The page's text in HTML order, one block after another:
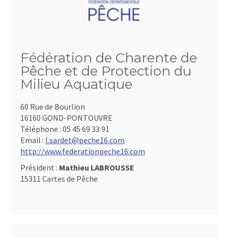
Fédération de Charente de
Pêche et de Protection du
Milieu Aquatique
60 Rue de Bourlion
16160 GOND-PONTOUVRE
Téléphone : 05 45 69 33 91
Email : l.sardet@peche16.com
http://www.federationpeche16.com
Président : Mathieu LABROUSSE
15311 Cartes de Pêche